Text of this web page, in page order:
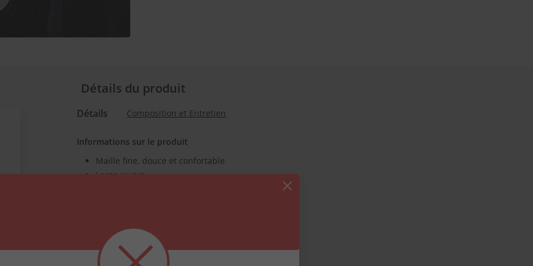
Détails du produit
Détails Composition et Entretien
Informations sur le produit
Maille fine, douce et confortable
Large revers
Bonnet en maille